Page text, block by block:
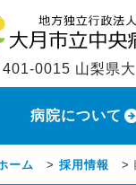
401-0015 山梨県
病院について
ーム > 採用情報 >